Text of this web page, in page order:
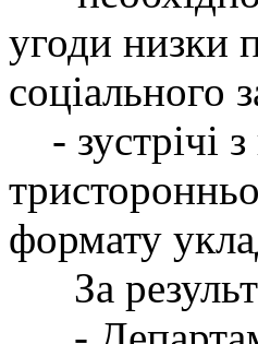
угоди низки
соціального
- зустрічі
формату
За